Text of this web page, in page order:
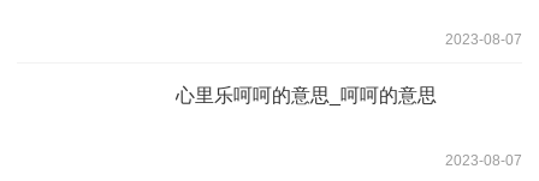
2023-08-07
心里乐呵呵的意思_呵呵的意思
2023-08-07